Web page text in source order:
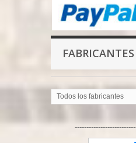
FABRICANTES
Todos los fabricantes